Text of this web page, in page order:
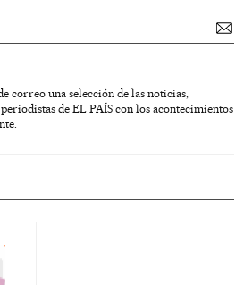
correo una selección de las noticias,
de EL PAÍS con los acontecimientos